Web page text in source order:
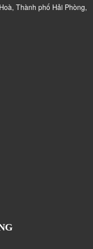
Thành phố Hải Phòng,